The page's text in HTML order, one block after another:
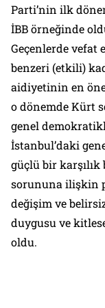
Parti’nin ilk
İBB örneğinde
Geçenlerde vefat
benzeri (etkili)
aidiyetinin en
o dönemde Kürt
genel
İstanbul’daki
güçlü bir
sorununa ilişkin
değişim ve
duygusu ve
oldu.